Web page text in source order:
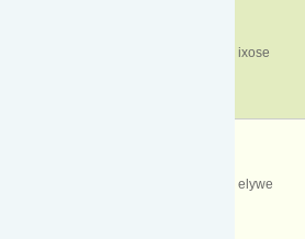
ixose
elywe